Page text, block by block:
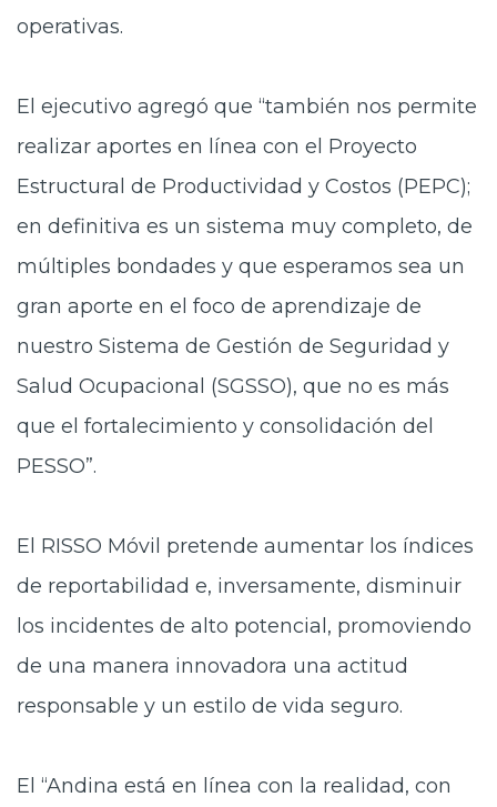
operativas.
El ejecutivo agregó que “también nos permite
realizar aportes en línea con el Proyecto
Estructural de Productividad y Costos (PEPC);
en definitiva es un sistema muy completo, de
múltiples bondades y que esperamos sea un
gran aporte en el foco de aprendizaje de
nuestro Sistema de Gestión de Seguridad y
Salud Ocupacional (SGSSO), que no es más
que el fortalecimiento y consolidación del
PESSO”.
El RISSO Móvil pretende aumentar los índices
de reportabilidad e, inversamente, disminuir
los incidentes de alto potencial, promoviendo
de una manera innovadora una actitud
responsable y un estilo de vida seguro.
El “Andina está en línea con la realidad, con